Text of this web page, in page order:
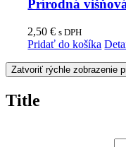
Prírodná
2,50€ s DPH
Pridať do košíka
Zatvoriť rýchle zobrazenie
Title